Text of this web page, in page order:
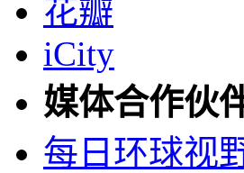
花瓣
iCity
媒体合作伙
每日环球视